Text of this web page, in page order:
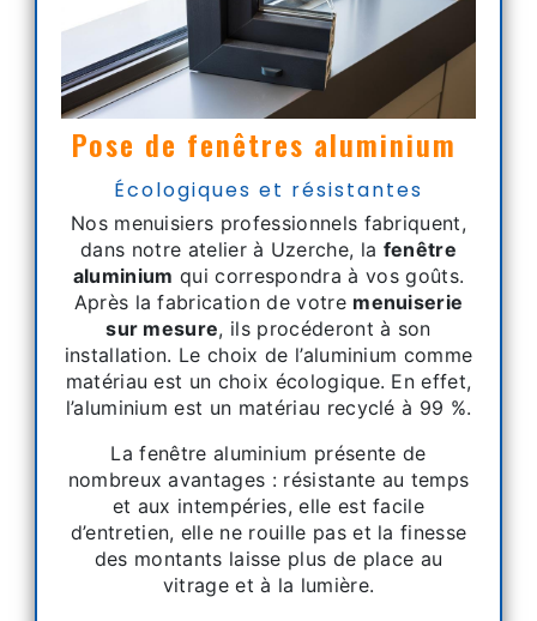
Pose de fenêtres aluminium
Écologiques et résistantes
Nos menuisiers professionnels fabriquent,
dans notre atelier à Uzerche, la fenêtre
aluminium qui correspondra à vos goûts.
Après la fabrication de votre menuiserie
sur mesure, ils procéderont à son
installation. Le choix de l’aluminium comme
matériau est un choix écologique. En effet,
l’aluminium est un matériau recyclé à 99 %.
La fenêtre aluminium présente de
nombreux avantages : résistante au temps
et aux intempéries, elle est facile
d’entretien, elle ne rouille pas et la finesse
des montants laisse plus de place au
vitrage et à la lumière.